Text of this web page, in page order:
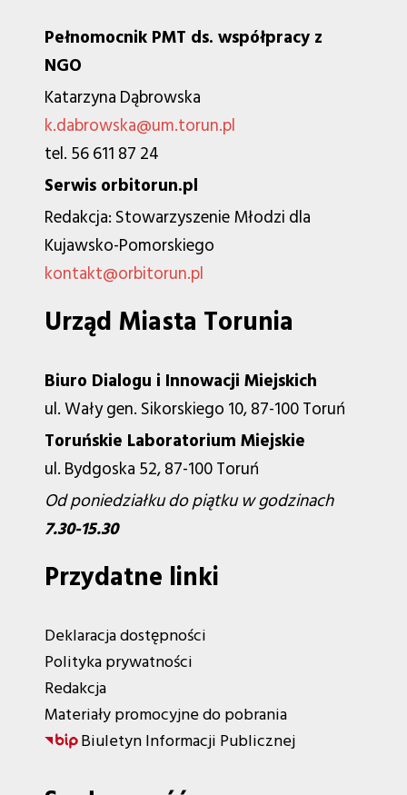
Pełnomocnik PMT ds. współpracy z
NGO
Katarzyna Dąbrowska
k.dabrowska@um.torun.pl
tel. 56 611 87 24
Serwis orbitorun.pl
Redakcja: Stowarzyszenie Młodzi dla
Kujawsko-Pomorskiego
kontakt@orbitorun.pl
Urząd Miasta Torunia
Biuro Dialogu i Innowacji Miejskich
ul. Wały gen. Sikorskiego 10, 87-100 Toruń
Toruńskie Laboratorium Miejskie
ul. Bydgoska 52, 87-100 Toruń
Od poniedziałku do piątku w godzinach
7.30-15.30
Przydatne linki
Deklaracja dostępności
Polityka prywatności
Redakcja
Materiały promocyjne do pobrania
Biuletyn Informacji Publicznej